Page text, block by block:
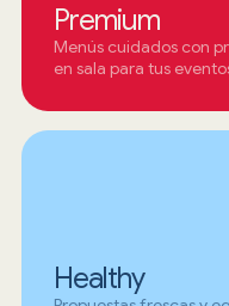
Premium
Menús cuidados con
en sala para tus
Healthy